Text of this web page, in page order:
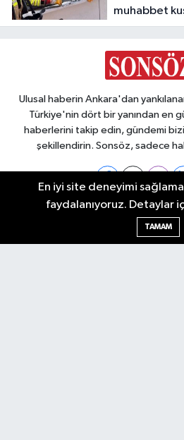
muhabbet
Ulusal haberin Ankara'dan
Türkiye'nin dört bir yanından en
haberlerini takip edin, gündemi
şekillendirin. Sonsöz, sadece
Ankara Nöbetçi Eczaneler
En iyi site deneyimi
faydalanıyoruz. Detaylar
TAMAM